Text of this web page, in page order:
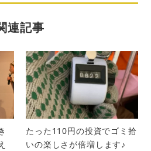
連記事
たった110円の投資でゴミ拾
いの楽しさが倍増します♪